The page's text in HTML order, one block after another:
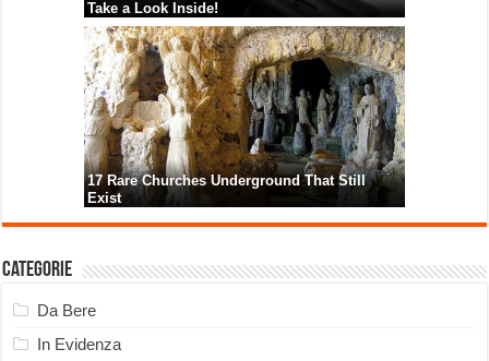
Categorie
Da Bere
In Evidenza